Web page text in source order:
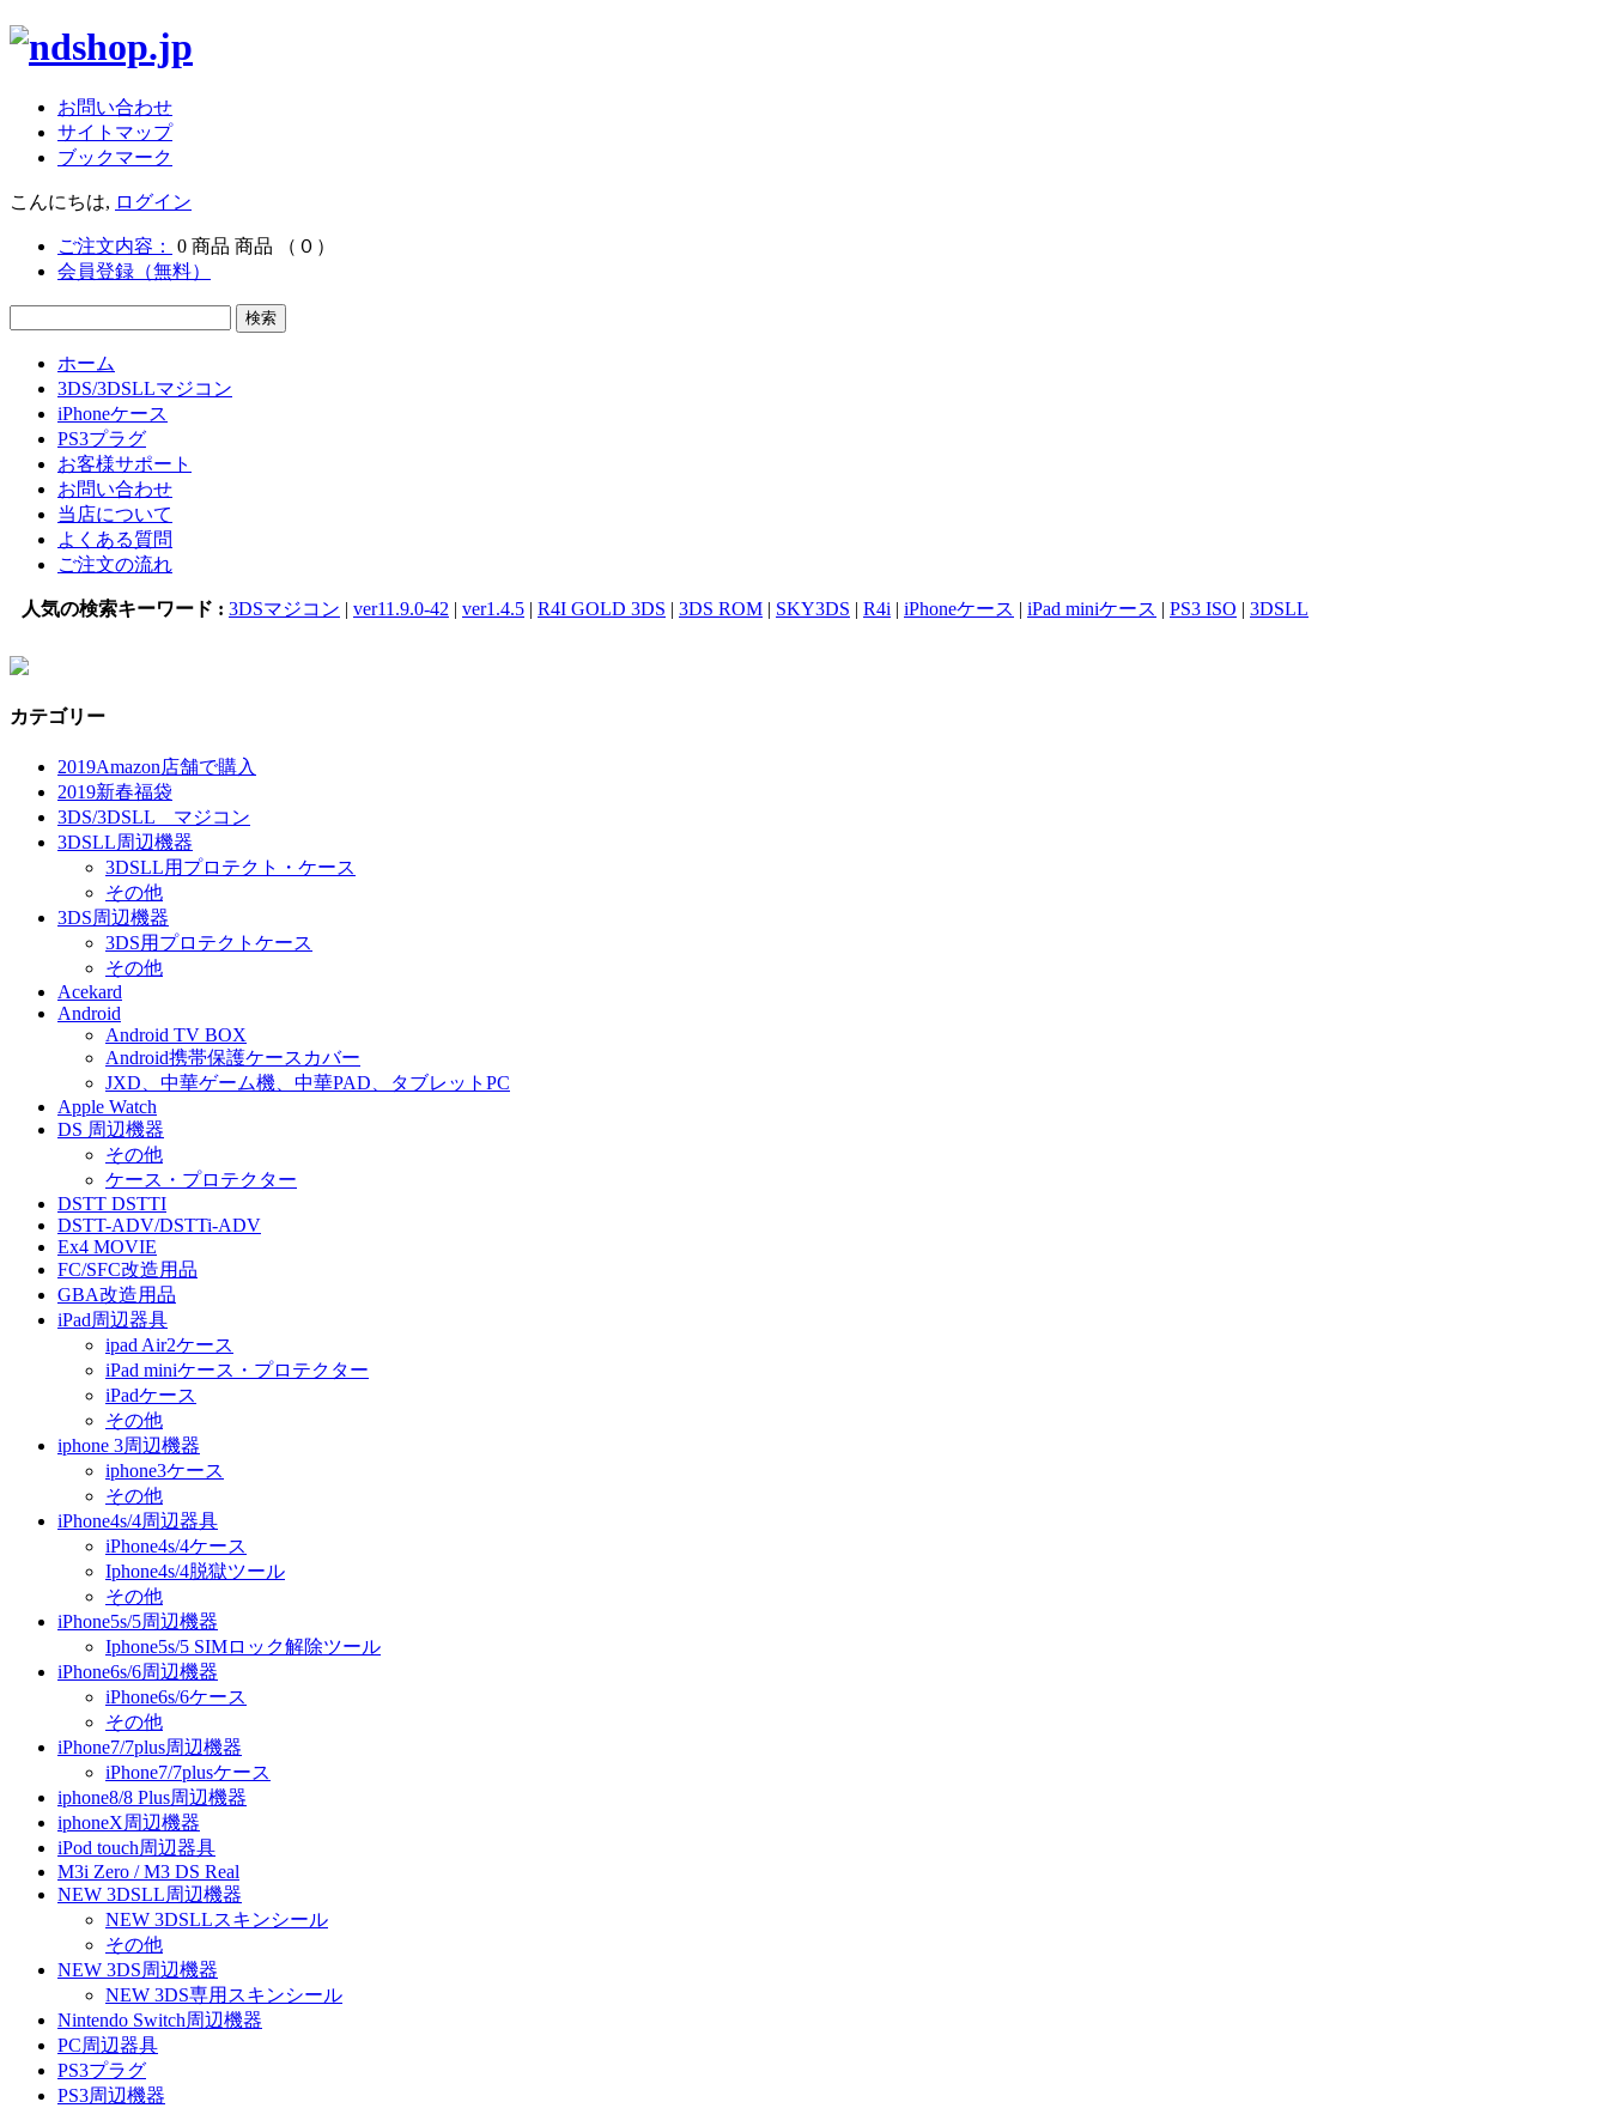
お問い合わせ
サイトマップ
ブックマーク
こんにちは, ログイン
ご注文内容： 0 商品 商品
（０）
会員登録（無料）
ホーム
3DS/3DSLLマジコン
iPhoneケース
PS3プラグ
お客様サポート
お問い合わせ
当店について
よくある質問
ご注文の流れ
人気の検索キーワード : 3DSマジコン | ver11.9.0-42 | ver1.4.5 | R4I GOLD 3DS | 3DS ROM | SKY3DS | R4i | iPhoneケース | iPad miniケース | PS3 ISO | 3DSLL
カテゴリー
2019Amazon店舗で購入
2019新春福袋
3DS/3DSLL マジコン
3DSLL周辺機器
3DSLL用プロテクト・ケース
その他
3DS周辺機器
3DS用プロテクトケース
その他
Acekard
Android
Android TV BOX
Android携帯保護ケースカバー
JXD、中華ゲーム機、中華PAD、タブレットPC
Apple Watch
DS 周辺機器
その他
ケース・プロテクター
DSTT DSTTI
DSTT-ADV/DSTTi-ADV
Ex4 MOVIE
FC/SFC改造用品
GBA改造用品
iPad周辺器具
ipad Air2ケース
iPad miniケース・プロテクター
iPadケース
その他
iphone 3周辺機器
iphone3ケース
その他
iPhone4s/4周辺器具
iPhone4s/4ケース
Iphone4s/4脱獄ツール
その他
iPhone5s/5周辺機器
Iphone5s/5 SIMロック解除ツール
iPhone6s/6周辺機器
iPhone6s/6ケース
その他
iPhone7/7plus周辺機器
iPhone7/7plusケース
iphone8/8 Plus周辺機器
iphoneX周辺機器
iPod touch周辺器具
M3i Zero / M3 DS Real
NEW 3DSLL周辺機器
NEW 3DSLLスキンシール
その他
NEW 3DS周辺機器
NEW 3DS専用スキンシール
Nintendo Switch周辺機器
PC周辺器具
PS3プラグ
PS3周辺機器